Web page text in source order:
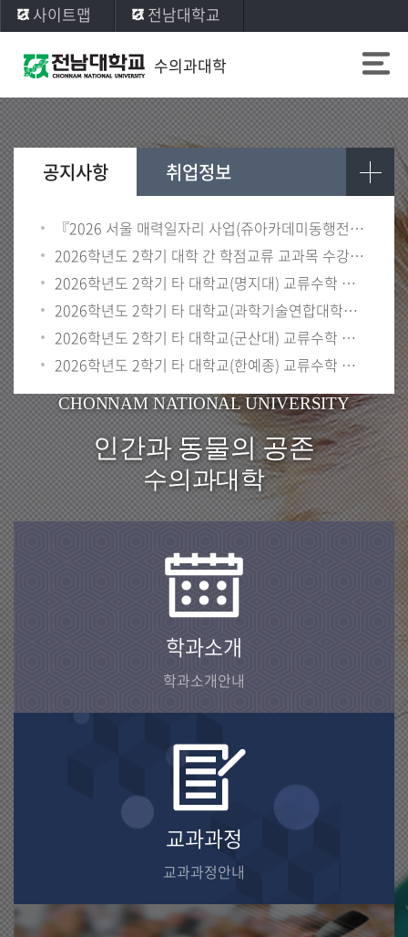
사이트맵 전남대학교
수의과대학
공지사항
『2026 서울 매력일자리 사업(쥬아카데미동행전문가)』 참여자 모집
2026학년도 2학기 대학 간 학점교류 교과목 수강생 모집 안내
2026학년도 2학기 타 대학교(명지대) 교류수학 안내(학부)
2026학년도 2학기 타 대학교(과학기술연합대학원대학교) 교류수학 안내
2026학년도 2학기 타 대학교(군산대) 교류수학 안내(학부)
2026학년도 2학기 타 대학교(한예종) 교류수학 안내
취업정보
CHONNAM NATIONAL UNIVERSITY
인간과 동물의 공존
수의과대학
학과소개
학과소개안내
교과과정
교과과정안내